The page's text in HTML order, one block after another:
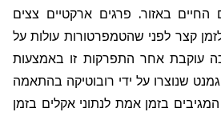
החיים באזור. פרגים ארקטיים צצים
קצר לפני שהטמפרטורות עולות על
עוקבת אחר התפרקות זו באמצעות
שנוצרו על ידי רובוטיקה בהתאמה
בזמן אמת לנתוני אקלים בזמן